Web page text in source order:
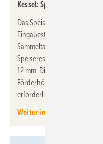
Kessel: Speisereste-
Das Speisereste-
Eingabestation EasyCollect
Sammeltank EasyStore. Die
Speisereste in weniger als 1
12 mm. Die integrierte
Förderhöhe und 30 m
erforderlich.
Weiter informieren